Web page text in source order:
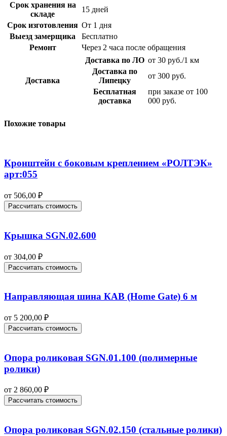
Срок хранения на
складе
15 дней
Срок изготовления От 1 дня
Выезд замерщика
Бесплатно
Ремонт
Через 2 часа после обращения
Доставка
Доставка по ЛО от 30 руб./1 км
Доставка по
Липецку
от 300 руб.
Бесплатная
доставка
при заказе от 100
000 руб.
Похожие товары
Кронштейн с боковым креплением «РОЛТЭК»
арт:055
от 506,00 ₽
Рассчитать стоимость
Крышка SGN.02.600
от 304,00 ₽
Рассчитать стоимость
Направляющая шина КАВ (Home Gate) 6 м
от 5 200,00 ₽
Рассчитать стоимость
Опора роликовая SGN.01.100 (полимерные
ролики)
от 2 860,00 ₽
Рассчитать стоимость
Опора роликовая SGN.02.150 (стальные ролики)